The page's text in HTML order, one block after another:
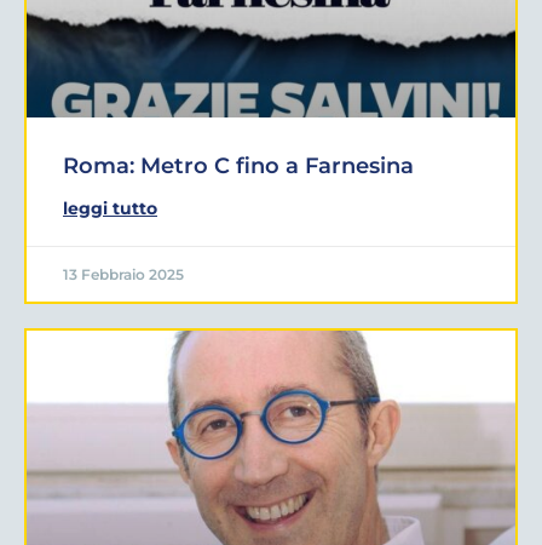
Roma: Metro C fino a Farnesina
leggi tutto
13 Febbraio 2025